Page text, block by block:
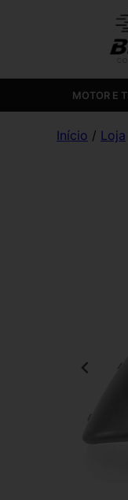
MOTOR E
Início / Loja